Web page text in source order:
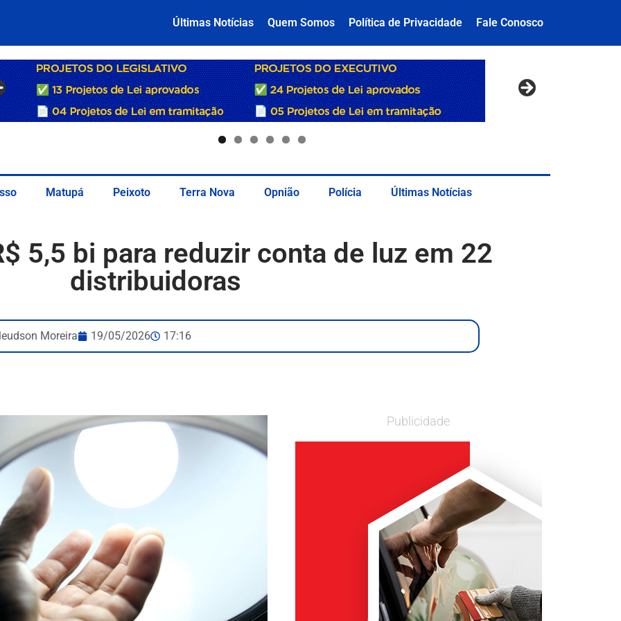
Últimas Notícias Quem Somos Política de Privacidade Fale Conosco
Matupá Peixoto Terra Nova Opnião Polícia Últimas Notícias
5,5 bi para reduzir conta de luz em 22
distribuidoras
Moreira 19/05/2026 17:16
Publicidade